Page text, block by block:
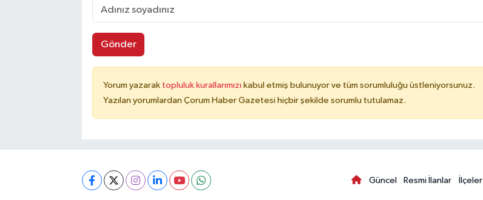
Gönder
Yorum yazarak topluluk kurallarımızı kabul etmiş bulunuyor ve tüm sorumluluğu üstleniyorsunuz.
Yazılan yorumlardan Çorum Haber Gazetesi hiçbir şekilde sorumlu tutulamaz.
Güncel Resmi İlanlar İlçeler